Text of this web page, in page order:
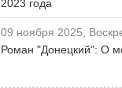
2023 года
09 ноября 2025,
Роман "Донецкий": О